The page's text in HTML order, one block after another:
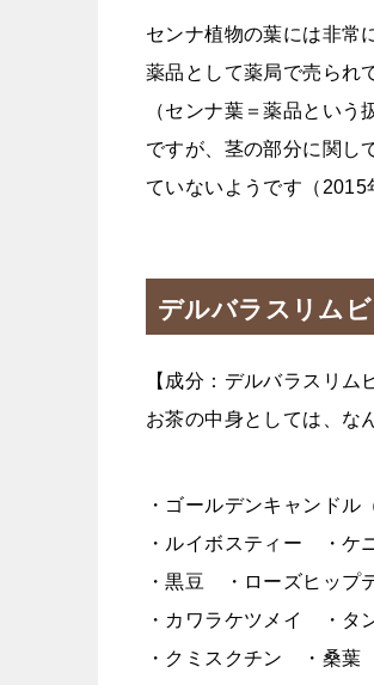
センナ植物の葉には非常
薬品として薬局で売られ
（センナ葉＝薬品という
ですが、茎の部分に関し
ていないようです（2015
デルバラスリム
【成分：デルバラスリム
お茶の中身としては、な
・ゴールデンキャンドル
・ルイボスティー ・ケ
・黒豆 ・ローズヒップ
・カワラケツメイ ・タ
・クミスクチン ・桑葉